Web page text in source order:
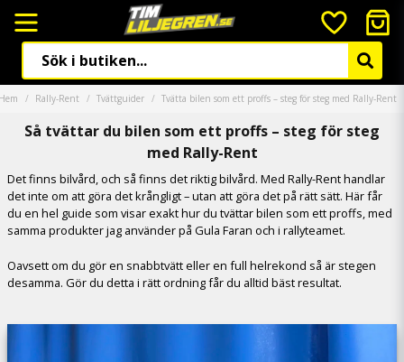
Rally-Rent Tvättguider Tvätta bilen som ett proffs – steg för steg med Rally-Rent
Så tvättar du bilen som ett proffs – steg för steg
med Rally-Rent
Det finns bilvård, och så finns det riktig bilvård. Med Rally-Rent handlar
det inte om att göra det krångligt – utan att göra det på rätt sätt. Här får
du en hel guide som visar exakt hur du tvättar bilen som ett proffs, med
samma produkter jag använder på Gula Faran och i rallyteamet.
Oavsett om du gör en snabbtvätt eller en full helrekond så är stegen
desamma. Gör du detta i rätt ordning får du alltid bäst resultat.